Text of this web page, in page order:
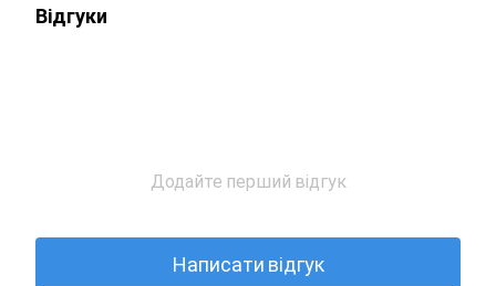
Відгуки
Додайте перший відгук
Написати відгук